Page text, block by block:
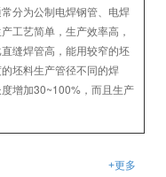
分为公制电焊钢管、电焊
工艺简单，生产效率高，
缝焊管高，能用较窄的坯
坯料生产管径不同的焊
增加30~100%，而且生产
+更多